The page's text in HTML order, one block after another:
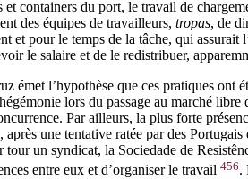
et containers du port, le travail de
des équipes de travailleurs, tropas, de
et pour le temps de la tâche, qui
le salaire et de le redistribuer,
émet l’hypothèse que ces pratiques ont
lors du passage au marché
Par ailleurs, la plus forte
après une tentative ratée par des
tour un syndicat, la Sociedade de
entre eux et d’organiser le travail 456.